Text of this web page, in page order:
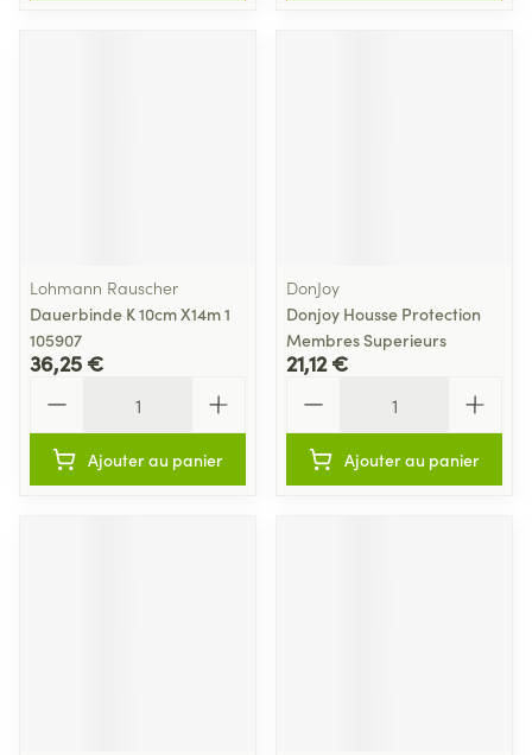
Lohmann Rauscher
Dauerbinde K 10cm X14m 1
105907
36,25 €
Ajouter au panier
DonJoy
Donjoy Housse Protection
Membres Superieurs
21,12 €
Ajouter au panier